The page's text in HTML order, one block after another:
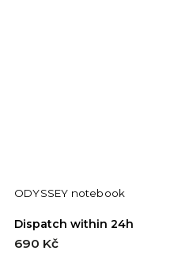
ODYSSEY notebook
Dispatch within 24h
690 Kč